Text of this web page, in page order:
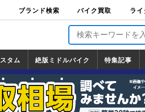
ブランド検索 バイク買取
バイク買取
ライ
ライ
TOP
バイ
バイ
フ
バイ
ロー
バイ
タム
タム
ダ
ハ
キサキ
絶版ミドルバイク
絶版ミドルバイク
一覧
ホンダ
ヤマハ
スズキ
カワサキ
特集記事
道の駅調査隊
ツーリング情報局
日本の道50選
国道めぐり
林道ツーリング